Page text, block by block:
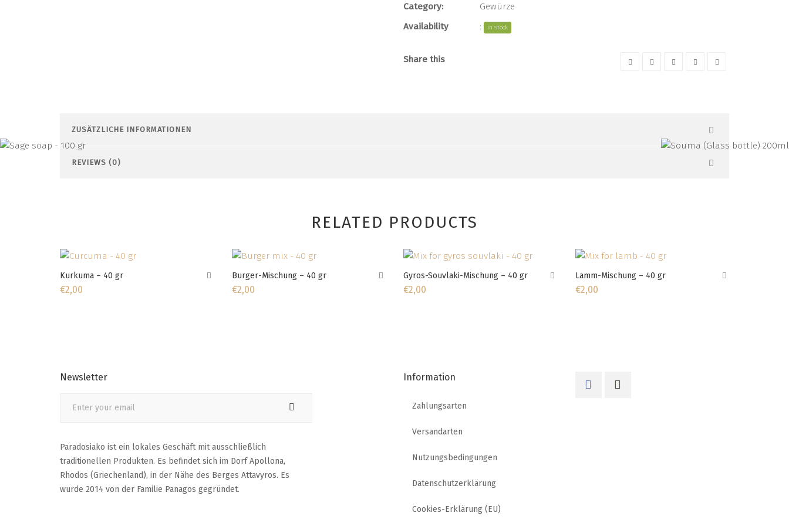
Category:
Gewürze
Availability
: In Stock
Share this
ZUSÄTZLICHE INFORMATIONEN
REVIEWS (0)
RELATED PRODUCTS
Kurkuma – 40 gr
€2,00
Burger-Mischung – 40 gr
€2,00
Gyros-Souvlaki-Mischung – 40 gr
€2,00
Lamm-Mischung – 40 gr
€2,00
Newsletter
Paradosiako ist ein lokales Geschäft mit ausschließlich
traditionellen Produkten. Es befindet sich im Dorf Apollona,
Rhodos (Griechenland), in der Nähe des Berges Attavyros. Es
wurde 2014 von der Familie Panagos gegründet.
Information
Zahlungsarten
Versandarten
Nutzungsbedingungen
Datenschutzerklärung
Cookies-Erklärung (EU)